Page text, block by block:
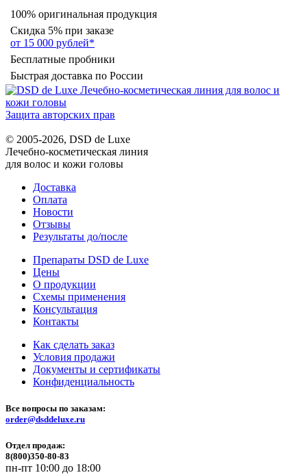
100% оригинальная продукция
Скидка 5% при заказе
от 15 000 рублей*
Бесплатные пробники
Быстрая доставка по России
Защита авторских прав
© 2005-2026, DSD de Luxe
Лечебно-косметическая линия
для волос и кожи головы
Доставка
Оплата
Новости
Отзывы
Результаты до/после
Препараты DSD de Luxe
Цены
О продукции
Схемы применения
Консультация
Контакты
Как сделать заказ
Условия продажи
Документы и сертификаты
Конфиденциальность
Все вопросы по заказам:
order@dsddeluxe.ru
Отдел продаж:
8(800)350-80-83
пн-пт 10:00 до 18:00